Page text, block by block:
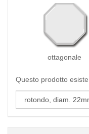
ottagonale
Questo prodotto